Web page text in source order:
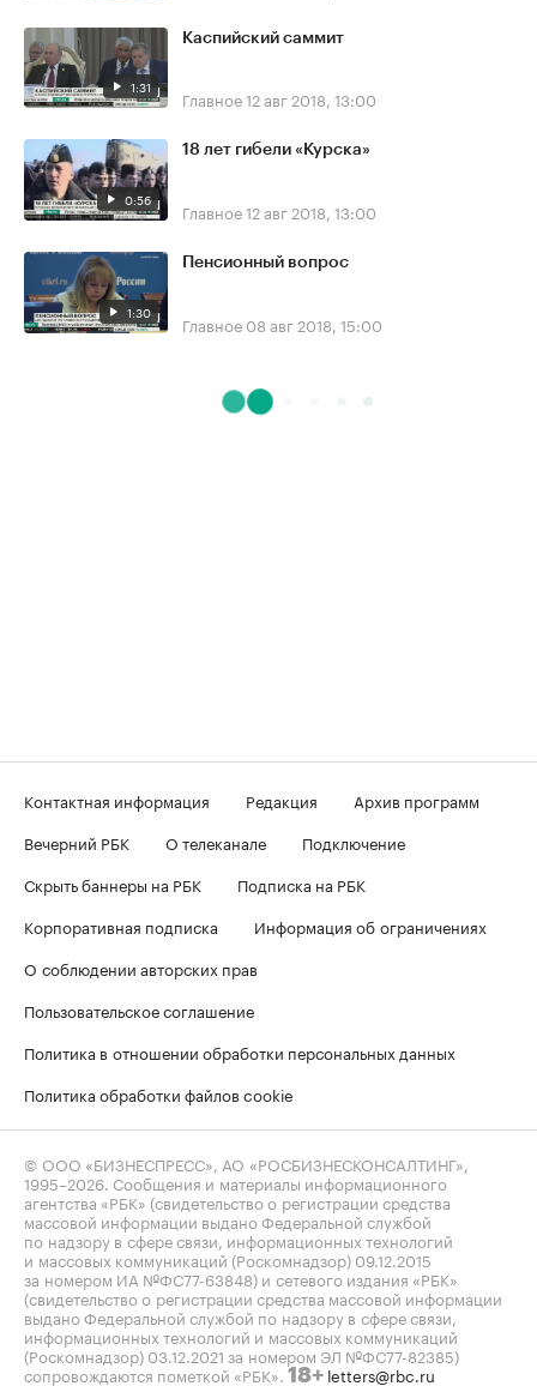
1:31
Каспийский саммит
Главное12 авг 2018, 13:00
0:56
18 лет гибели «Курска»
Главное12 авг 2018, 13:00
1:30
Пенсионный вопрос
Главное 08 авг 2018, 15:00
Контактная информация Редакция
Архив программ
Вечерний РБК
О телеканале
Подключение
Скрыть баннеры на РБК
Подписка на РБК
Корпоративная подписка
Информация об ограничениях
О соблюдении авторских прав
Пользовательское соглашение
Политика в отношении обработки персональных данных
Политика обработки файлов cookie
© ООО «БИЗНЕСПРЕСС», АО «РОСБИЗНЕСКОНСАЛТИНГ»,
1995–2026 . Сообщения и материалы информационного
агентства «РБК» (свидетельство о регистрации средства
массовой информации выдано Федеральной службой
по надзору в сфере связи, информационных технологий
и массовых коммуникаций (Роскомнадзор) 09.12.2015
за номером ИА №ФС77-63848) и сетевого издания «РБК»
(свидетельство о регистрации средства массовой информации
выдано Федеральной службой по надзору в сфере связи,
информационных технологий и массовых коммуникаций
(Роскомнадзор) 03.12.2021 за номером ЭЛ №ФС77-82385)
сопровождаются пометкой «РБК». 18+ letters@rbc.ru